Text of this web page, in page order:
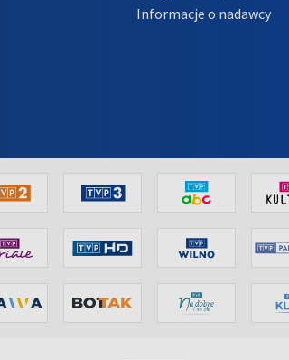
Informacje o nadawcy